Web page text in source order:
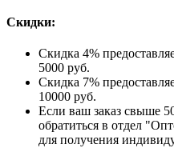
Скидки:
Скидка 4%
5000 руб.
Скидка 7%
10000 руб.
Если ваш заказ свыше
обратиться в отдел
для получения